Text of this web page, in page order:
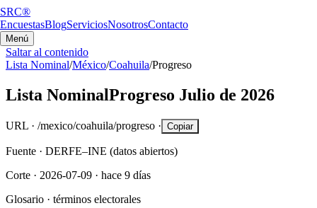
SRC®
EncuestasBlogServiciosNosotrosContacto
Menú
Saltar al contenido
Lista Nominal/México/Coahuila/Progreso
Lista NominalProgreso Julio de 2026
URL · /mexico/coahuila/progreso · Copiar
Fuente · DERFE–INE (datos abiertos)
Corte · 2026-07-09 · hace 9 días
Glosario · términos electorales